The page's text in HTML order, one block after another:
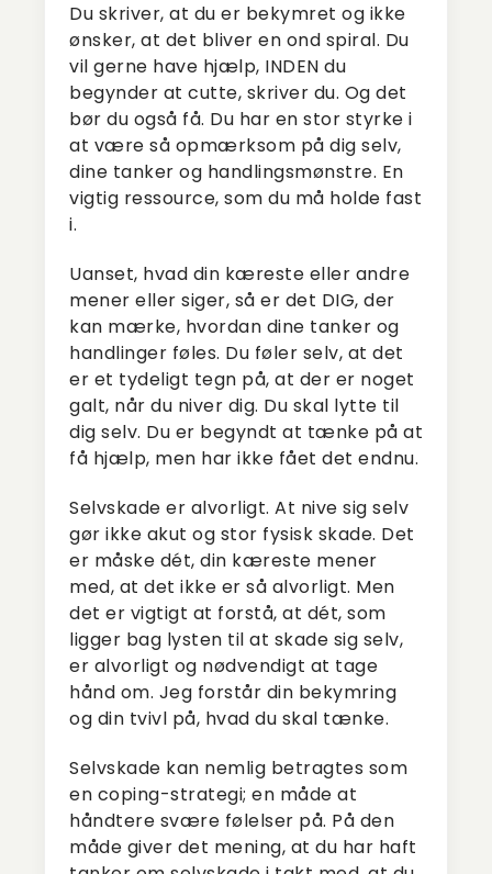
Du skriver, at du er bekymret og ikke
ønsker, at det bliver en ond spiral. Du
vil gerne have hjælp, INDEN du
begynder at cutte, skriver du. Og det
bør du også få. Du har en stor styrke i
at være så opmærksom på dig selv,
dine tanker og handlingsmønstre. En
vigtig ressource, som du må holde fast
i.
Uanset, hvad din kæreste eller andre
mener eller siger, så er det DIG, der
kan mærke, hvordan dine tanker og
handlinger føles. Du føler selv, at det
er et tydeligt tegn på, at der er noget
galt, når du niver dig. Du skal lytte til
dig selv. Du er begyndt at tænke på at
få hjælp, men har ikke fået det endnu.
Selvskade er alvorligt. At nive sig selv
gør ikke akut og stor fysisk skade. Det
er måske dét, din kæreste mener
med, at det ikke er så alvorligt. Men
det er vigtigt at forstå, at dét, som
ligger bag lysten til at skade sig selv,
er alvorligt og nødvendigt at tage
hånd om. Jeg forstår din bekymring
og din tvivl på, hvad du skal tænke.
Selvskade kan nemlig betragtes som
en coping-strategi; en måde at
håndtere svære følelser på. På den
måde giver det mening, at du har haft